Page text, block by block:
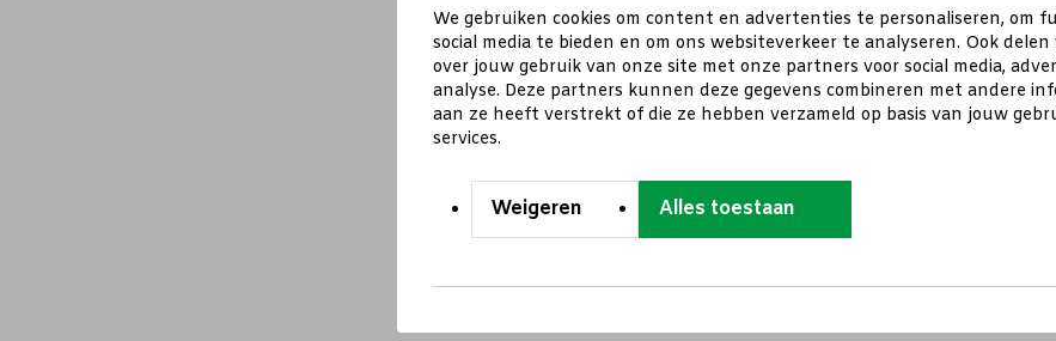
We gebruiken cookies om content en advertenties te personaliseren, om
social media te bieden en om ons websiteverkeer te analyseren. Ook
over jouw gebruik van onze site met onze partners voor social media,
analyse. Deze partners kunnen deze gegevens combineren met andere
aan ze heeft verstrekt of die ze hebben verzameld op basis van jouw
services.
Weigeren Alles toestaan